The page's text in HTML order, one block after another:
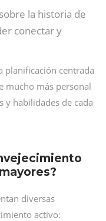
la historia de
conectar y
planificación centrada
mucho más personal
y habilidades de cada
diversas
activo: